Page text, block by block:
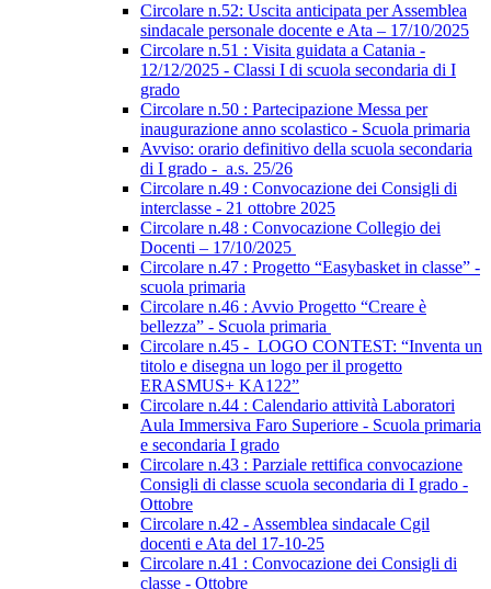
Circolare n.52: Uscita anticipata per Assemblea
sindacale personale docente e Ata – 17/10/2025
Circolare n.51 : Visita guidata a Catania -
12/12/2025 - Classi I di scuola secondaria di I
grado
Circolare n.50 : Partecipazione Messa per
inaugurazione anno scolastico - Scuola primaria
Avviso: orario definitivo della scuola secondaria
di I grado - a.s. 25/26
Circolare n.49 : Convocazione dei Consigli di
interclasse - 21 ottobre 2025
Circolare n.48 : Convocazione Collegio dei
Docenti – 17/10/2025
Circolare n.47 : Progetto “Easybasket in classe” -
scuola primaria
Circolare n.46 : Avvio Progetto “Creare è
bellezza” - Scuola primaria
Circolare n.45 - LOGO CONTEST: “Inventa un
titolo e disegna un logo per il progetto
ERASMUS+ KA122”
Circolare n.44 : Calendario attività Laboratori
Aula Immersiva Faro Superiore - Scuola primaria
e secondaria I grado
Circolare n.43 : Parziale rettifica convocazione
Consigli di classe scuola secondaria di I grado -
Ottobre
Circolare n.42 - Assemblea sindacale Cgil
docenti e Ata del 17-10-25
Circolare n.41 : Convocazione dei Consigli di
classe - Ottobre